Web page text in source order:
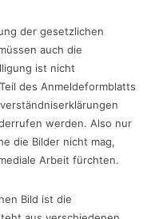
der gesetzlichen
auch die
ist nicht
des Anmeldeformblatts
werden. Also nur
die Bilder nicht mag,
Arbeit fürchten.
Bild ist die